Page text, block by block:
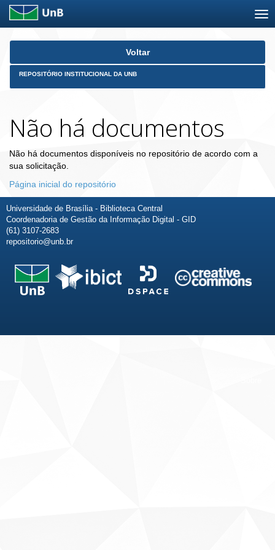
Skip
Voltar
REPOSITÓRIO INSTITUCIONAL DA UNB
Não há documentos
Não há documentos disponíveis no repositório de acordo com a
sua solicitação.
Página inicial do repositório
Universidade de Brasília - Biblioteca Central
Coordenadoria de Gestão da Informação Digital - GID
(61) 3107-2683
repositorio@unb.br